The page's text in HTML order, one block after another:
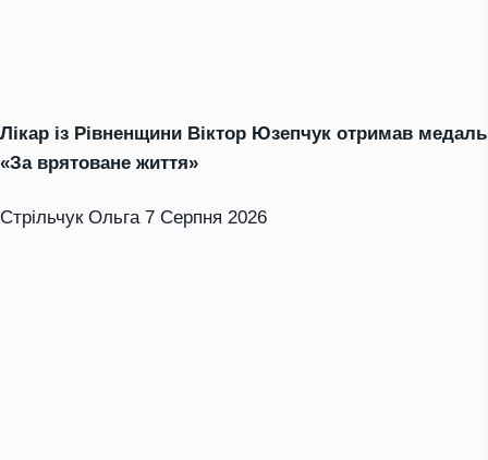
Лікар із Рівненщини Віктор Юзепчук отримав медаль
«За врятоване життя»
Стрільчук Ольга 7 Серпня 2026